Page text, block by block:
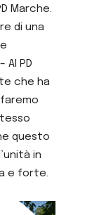
Marche.
di una
PD
che ha
questo
in
e forte.